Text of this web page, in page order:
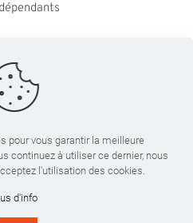
pour vous garantir la meilleure
continuez à utiliser ce dernier, nous
l'utilisation des cookies.
d'info